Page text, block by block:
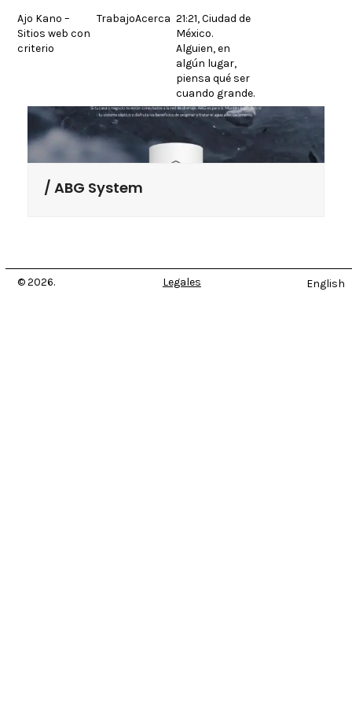
content
Ajo Kano –
Sitios web con
criterio
TrabajoAcerca 21:21, Ciudad de
México.
Alguien, en
algún lugar,
piensa qué ser
cuando grande.
ABG System
© 2026. Legales English